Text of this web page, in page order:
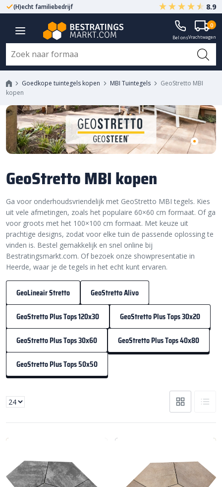
Gegarandeerd A-kwaliteit Altijd met fabrieksgarantie
8.9
Bel onsVrachtwagen
0
Goedkope tuintegels kopen MBI Tuintegels
GeoStretto MBI
kopen
GeoStretto MBI kopen
Ga voor onderhoudsvriendelijk met GeoStretto MBI tegels. Kies
uit vele afmetingen, zoals het populaire 60×60 cm formaat. Of ga
voor groots met het 100×100 cm formaat. Met keuze uit
prachtige designs, zodat voor elke tuin de passende oplossing te
vinden is. Bestel gemakkelijk en snel online bij
Bestratingsmarkt.com. Of bezoek onze showpresentatie in
Heerde, waar je de tegels in het echt kunt ervaren.
GeoLineair Stretto GeoStretto Alivo
GeoStretto Plus Tops 120x30 GeoStretto Plus Tops 30x20
GeoStretto Plus Tops 30x60 GeoStretto Plus Tops 40x80
GeoStretto Plus Tops 50x50